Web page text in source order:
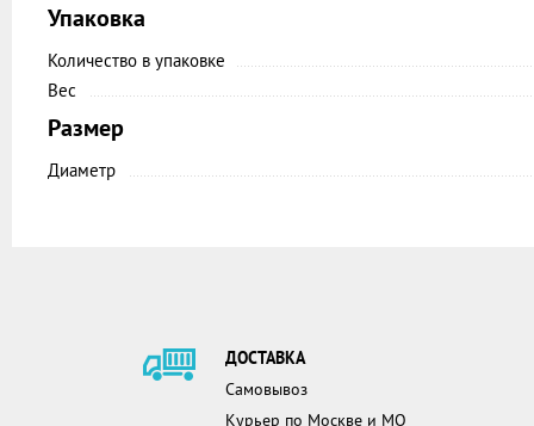
Упаковка
Количество в упаковке
Вес
Размер
Диаметр
ДОСТАВКА
Самовывоз
Курьер по Москве и МО